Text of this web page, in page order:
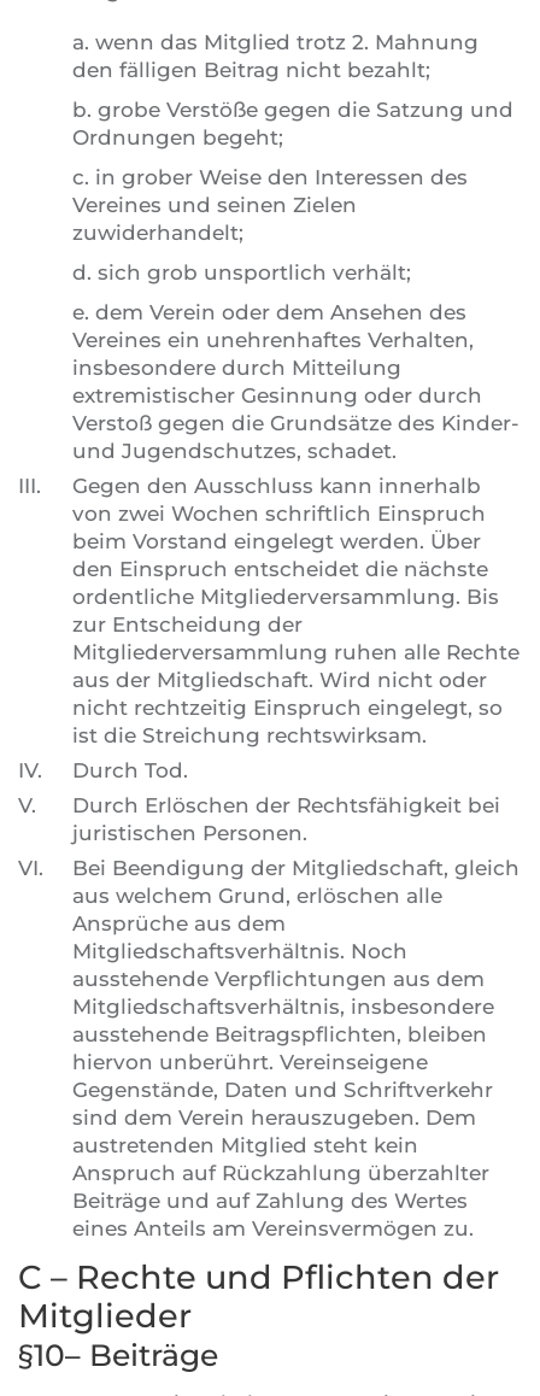
a. wenn das Mitglied trotz 2. Mahnung
den fälligen Beitrag nicht bezahlt;
b. grobe Verstöße gegen die Satzung und
Ordnungen begeht;
c. in grober Weise den Interessen des
Vereines und seinen Zielen
zuwiderhandelt;
d. sich grob unsportlich verhält;
e. dem Verein oder dem Ansehen des
Vereines ein unehrenhaftes Verhalten,
insbesondere durch Mitteilung
extremistischer Gesinnung oder durch
Verstoß gegen die Grundsätze des Kinder-
und Jugendschutzes, schadet.
III.
Gegen den Ausschluss kann innerhalb
von zwei Wochen schriftlich Einspruch
beim Vorstand eingelegt werden. Über
den Einspruch entscheidet die nächste
ordentliche Mitgliederversammlung. Bis
zur Entscheidung der
Mitgliederversammlung ruhen alle Rechte
aus der Mitgliedschaft. Wird nicht oder
nicht rechtzeitig Einspruch eingelegt, so
ist die Streichung rechtswirksam.
IV.
Durch Tod.
V.
Durch Erlöschen der Rechtsfähigkeit bei
juristischen Personen.
VI.
Bei Beendigung der Mitgliedschaft, gleich
aus welchem Grund, erlöschen alle
Ansprüche aus dem
Mitgliedschaftsverhältnis. Noch
ausstehende Verpflichtungen aus dem
Mitgliedschaftsverhältnis, insbesondere
ausstehende Beitragspflichten, bleiben
hiervon unberührt. Vereinseigene
Gegenstände, Daten und Schriftverkehr
sind dem Verein herauszugeben. Dem
austretenden Mitglied steht kein
Anspruch auf Rückzahlung überzahlter
Beiträge und auf Zahlung des Wertes
eines Anteils am Vereinsvermögen zu.
C – Rechte und Pflichten der
Mitglieder
§10– Beiträge